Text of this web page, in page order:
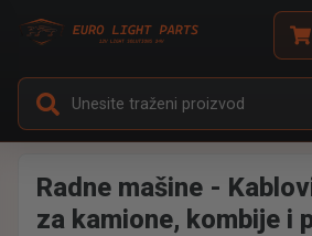
Radne mašine -
za kamione, kombije i